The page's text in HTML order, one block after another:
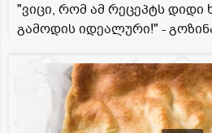
"ვიცი, რომ ამ რეცეპტს დიდი
გამოდის იდეალური!" -